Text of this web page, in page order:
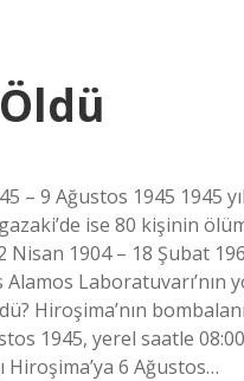
– 9 Ağustos 1945 1945
ise 80 kişinin
Nisan 1904 – 18 Şubat
Laboratuvarı’nın
Hiroşima’nın
1945, yerel saatle
Hiroşima’ya 6 Ağustos…